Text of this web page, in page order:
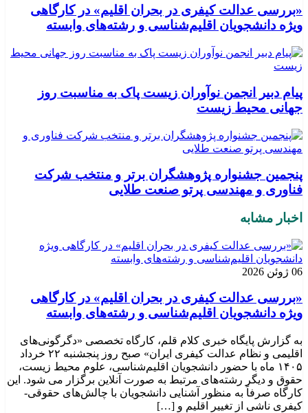
«بررسی عدالت کیفری در بحران اقلیم» در کارگاهی
ویژه دانشجویان اقلیم‌شناسی و رشته‌های وابسته
پیام دبیر انجمن نوآوران زیست پاک به مناسبت روز
جهانی محیط زیست
پنجمین جشنواره پژوهشگران برتر و منتخب شرکت
فناوری و مهندسی پرتو صنعت طلایی
اخبار مشابه
06 ژوئن 2026
«بررسی عدالت کیفری در بحران اقلیم» در کارگاهی
ویژه دانشجویان اقلیم‌شناسی و رشته‌های وابسته
به گزارش پایگاه خبری کلام قلم، کارگاه تخصصی «دگرگونی‌های
اقلیمی و نظام عدالت کیفری ایران» صبح روز پنجشنبه ۲۲ خرداد
۱۴۰۵ ماه با حضور دانشجویان اقلیم‌شناسی، علوم محیط زیست،
حقوق و دیگر رشته‌های مرتبط به صورت آنلاین برگزار می شود. این
کارگاه صرفاً به منظور آشنایی دانشجویان با چالش‌های حقوقی-
کیفری ناشی از تغییر اقلیم و […]